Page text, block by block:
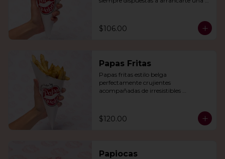
$106.00
Papas Fritas
Papas fritas estilo belga
perfectamente crujientes
acompañadas de irresistibles
$120.00
Papiocas